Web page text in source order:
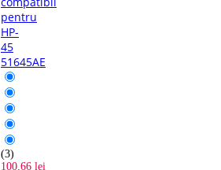
pentru
HP-
45
51645AE
(3)
100,66 lei